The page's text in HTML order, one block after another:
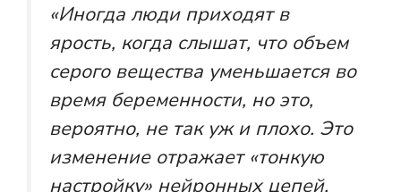
«Иногда люди приходят в
ярость, когда слышат, что объем
серого вещества уменьшается во
время беременности, но это,
вероятно, не так уж и плохо. Это
изменение отражает «тонкую
настройку» нейронных цепей,